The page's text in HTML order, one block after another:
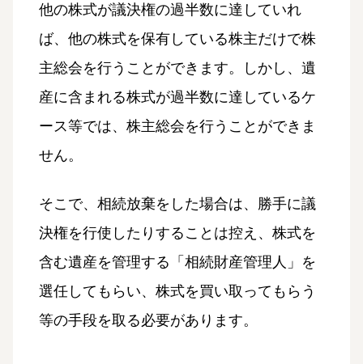
他の株式が議決権の過半数に達していれ
ば、他の株式を保有している株主だけで株
主総会を行うことができます。しかし、遺
産に含まれる株式が過半数に達しているケ
ース等では、株主総会を行うことができま
せん。
そこで、相続放棄をした場合は、勝手に議
決権を行使したりすることは控え、株式を
含む遺産を管理する「相続財産管理人」を
選任してもらい、株式を買い取ってもらう
等の手段を取る必要があります。